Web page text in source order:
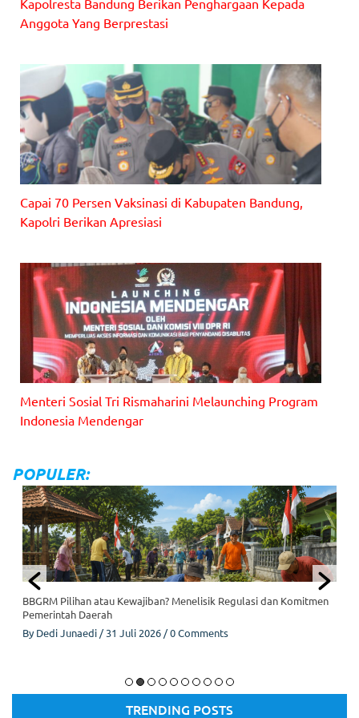
Anggota Yang Berprestasi
Capai 70 Persen Vaksinasi di Kabupaten Bandung,
Kapolri Berikan Apresiasi
Menteri Sosial Tri Rismaharini Melaunching Program
Indonesia Mendengar
POPULER:
Briptu Rifqi Madhivan dan Gerakan Kemanusiaan
Menembus Batas Seragam, Kisah Briptu Rifqi Madhivan dan
Gerakan Kemanusiaan “EKSEKUSIGASKEUN”
ByKrismanto/28 Juli 2026/0 Comments
TRENDING POSTS